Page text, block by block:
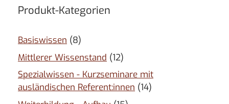
Produkt-Kategorien
Basiswissen (8)
Mittlerer Wissenstand (12)
Spezialwissen - Kurzseminare mit
ausländischen Referent:innen (14)